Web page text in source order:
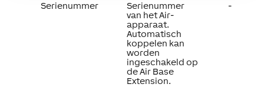
Serienummer
Serienummer
van het Air-
apparaat.
Automatisch
koppelen kan
worden
ingeschakeld op
de Air Base
Extension.
-